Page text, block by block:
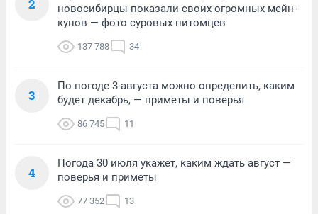
2
новосибирцы показали своих огромных мейн-
кунов — фото суровых питомцев
137 788 34
3
По погоде 3 августа можно определить, каким
будет декабрь, — приметы и поверья
86 745 11
4
Погода 30 июля укажет, каким ждать август —
поверья и приметы
77 352 13